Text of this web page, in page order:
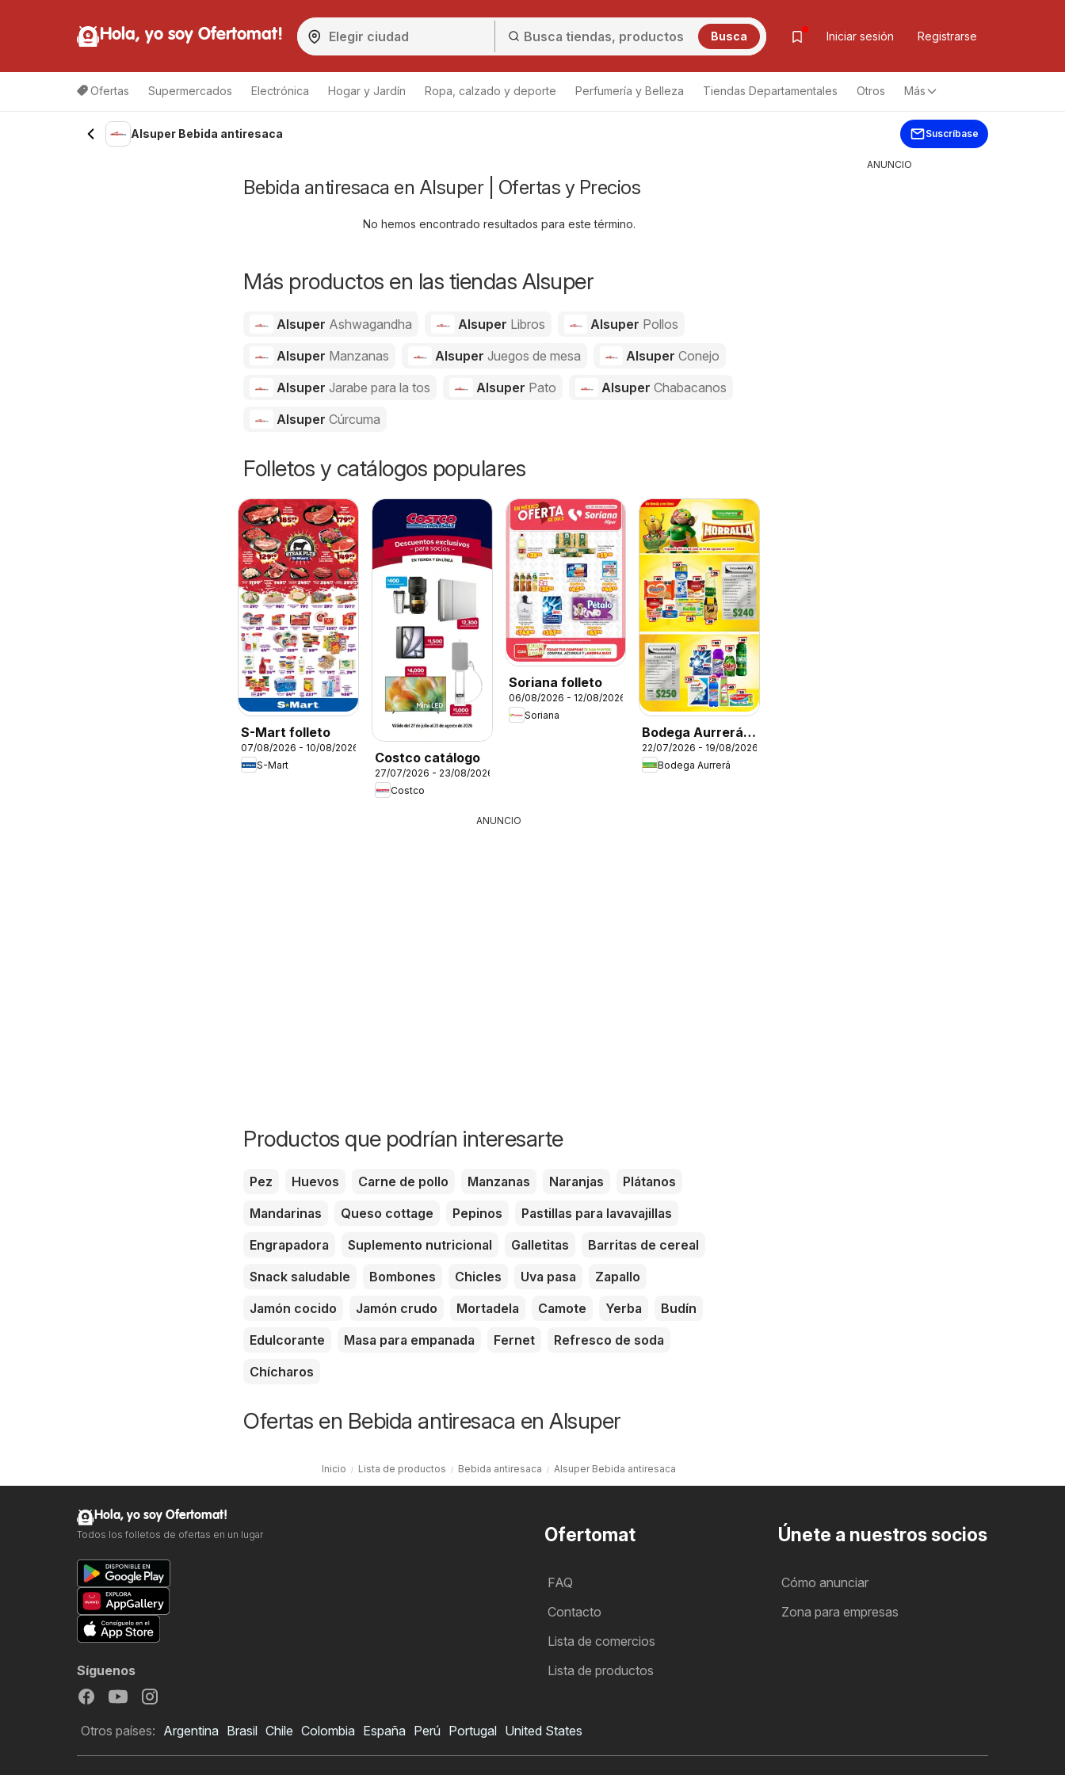
Hola, yo soy Ofertomat! Busca Iniciar sesión Registrarse
Ofertas Supermercados Electrónica Hogar y Jardín Ropa, calzado y deporte Perfumería y Belleza Tiendas Departamentales Otros Más
Alsuper Bebida antiresaca Suscríbase
Bebida antiresaca en Alsuper | Ofertas y Precios
No hemos encontrado resultados para este término.
Más productos en las tiendas Alsuper
Alsuper Ashwagandha Alsuper Libros Alsuper Pollos
Alsuper Manzanas Alsuper Juegos de mesa AlsuperConejo
Alsuper Jarabe para la tos Alsuper Pato AlsuperChabacanos
Alsuper Cúrcuma
Folletos y catálogos populares
S-Mart folleto
07/08/2026 - 10/08/2026
S-Mart
Costco catálogo
27/07/2026 - 23/08/2026
Costco
Soriana folleto
06/08/2026 - 12/08/2026
Soriana
Bodega Aurrerá
folleto
22/07/2026 - 19/08/2026
Bodega Aurrerá
ANUNCIO
Productos que podrían interesarte
Pez Huevos Carne de pollo Manzanas Naranjas
Plátanos
Mandarinas
Queso cottage Pepinos
Pastillas para lavavajillas
Engrapadora
Suplemento nutricional Galletitas
Barritas de cereal
Snack saludable
Bombones Chicles Uva pasa
Zapallo
Jamón cocido
Jamón crudo Mortadela Camote Yerba
Budín
Edulcorante
Masa para empanada Fernet
Refresco de soda
Chícharos
Ofertas en Bebida antiresaca en Alsuper
Inicio Lista de productos Bebida antiresaca Alsuper Bebida antiresaca
ANUNCIO
Ofertomat
FAQ
Contacto
Lista de comercios
Lista de productos
Únete a nuestros socios
Cómo anunciar
Zona para empresas
Hola, yo soy Ofertomat!
Todos los folletos de ofertas en un lugar
Síguenos
Otros países: Argentina Brasil Chile Colombia España Perú Portugal United States